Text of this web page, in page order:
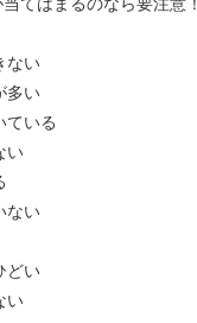
てはまるのなら要注意！
ない
多い
ている
い
ない
どい
い